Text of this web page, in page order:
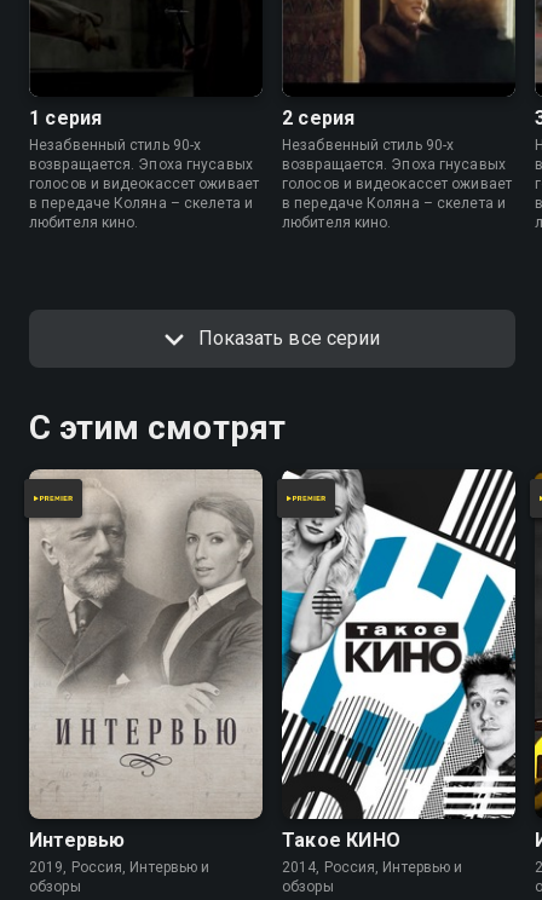
1 серия
Незабвенный стиль 90-х
возвращается. Эпоха гнусавых
голосов и видеокассет оживает
в передаче Коляна – скелета и
любителя кино.
2 серия
Незабвенный стиль 90-х
возвращается. Эпоха гнусавых
голосов и видеокассет оживает
в передаче Коляна – скелета и
любителя кино.
Показать все серии
С этим смотрят
Интервью
2019, Россия, Интервью и
обзоры
Такое КИНО
2014, Россия, Интервью и
обзоры